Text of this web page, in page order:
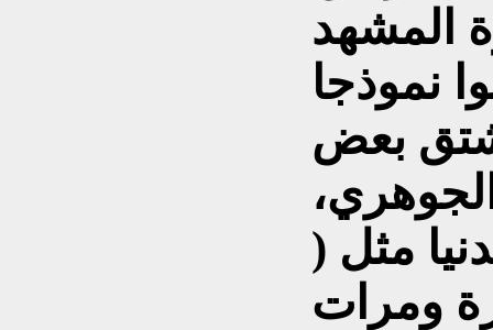
المشهد
نموذجا
بعض
مثل (
ومرات